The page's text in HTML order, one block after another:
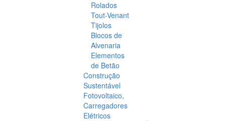
Rolados
Tout-Venant
Tijolos
Blocos de
Alvenaria
Elementos
de Betão
Construção
Sustentável
Fotovoltaico,
Carregadores
Elétricos